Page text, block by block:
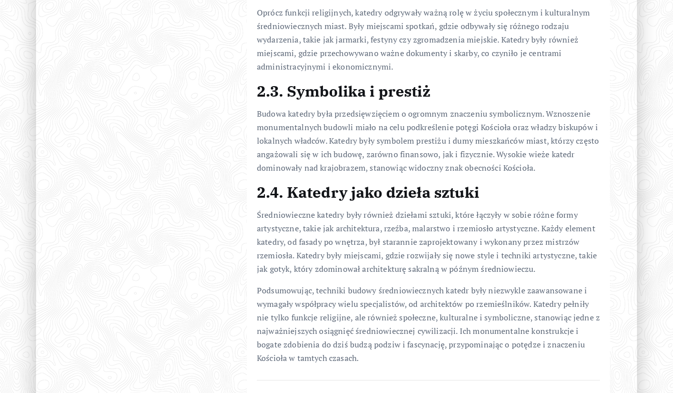
Oprócz funkcji religijnych, katedry odgrywały ważną rolę w życiu społecznym i kulturalnym
średniowiecznych miast. Były miejscami spotkań, gdzie odbywały się różnego rodzaju
wydarzenia, takie jak jarmarki, festyny czy zgromadzenia miejskie. Katedry były również
miejscami, gdzie przechowywano ważne dokumenty i skarby, co czyniło je centrami
administracyjnymi i ekonomicznymi.
2.3. Symbolika i prestiż
Budowa katedry była przedsięwzięciem o ogromnym znaczeniu symbolicznym. Wznoszenie
monumentalnych budowli miało na celu podkreślenie potęgi Kościoła oraz władzy biskupów i
lokalnych władców. Katedry były symbolem prestiżu i dumy mieszkańców miast, którzy często
angażowali się w ich budowę, zarówno finansowo, jak i fizycznie. Wysokie wieże katedr
dominowały nad krajobrazem, stanowiąc widoczny znak obecności Kościoła.
2.4. Katedry jako dzieła sztuki
Średniowieczne katedry były również dziełami sztuki, które łączyły w sobie różne formy
artystyczne, takie jak architektura, rzeźba, malarstwo i rzemiosło artystyczne. Każdy element
katedry, od fasady po wnętrza, był starannie zaprojektowany i wykonany przez mistrzów
rzemiosła. Katedry były miejscami, gdzie rozwijały się nowe style i techniki artystyczne, takie
jak gotyk, który zdominował architekturę sakralną w późnym średniowieczu.
Podsumowując, techniki budowy średniowiecznych katedr były niezwykle zaawansowane i
wymagały współpracy wielu specjalistów, od architektów po rzemieślników. Katedry pełniły
nie tylko funkcje religijne, ale również społeczne, kulturalne i symboliczne, stanowiąc jedne z
najważniejszych osiągnięć średniowiecznej cywilizacji. Ich monumentalne konstrukcje i
bogate zdobienia do dziś budzą podziw i fascynację, przypominając o potędze i znaczeniu
Kościoła w tamtych czasach.